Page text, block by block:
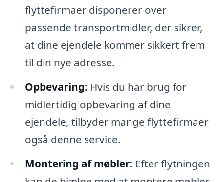
flyttefirmaer disponerer over
passende transportmidler, der sikrer,
at dine ejendele kommer sikkert frem
til din nye adresse.
Opbevaring: Hvis du har brug for
midlertidig opbevaring af dine
ejendele, tilbyder mange flyttefirmaer
også denne service.
Montering af møbler: Efter flytningen